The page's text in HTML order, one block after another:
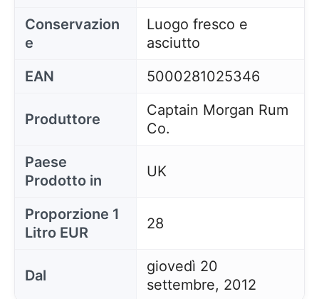
Conservazion
e
Luogo fresco e
asciutto
EAN
5000281025346
Produttore
Captain Morgan Rum
Co.
Paese
Prodotto in
UK
Proporzione 1
Litro EUR
28
Dal
giovedì 20
settembre, 2012